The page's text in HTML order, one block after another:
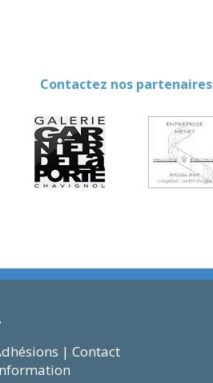
Contactez nos partenaires
| Contact